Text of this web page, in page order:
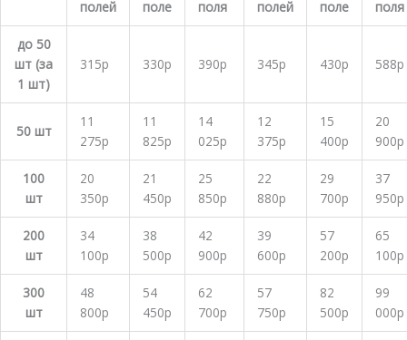
полей поле поля полей поле поля
до 50
шт (за
1 шт)
315р 330р 390р 345р 430р 588р
50 шт
11
275р
11
825р
14
025р
12
375р
15
400р
20
900р
100
шт
20
350р
21
450р
25
850р
22
880р
29
700р
37
950р
200
шт
34
100р
38
500р
42
900р
39
600р
57
200р
65
100р
300
шт
48
800р
54
450р
62
700р
57
750р
82
500р
99
000р